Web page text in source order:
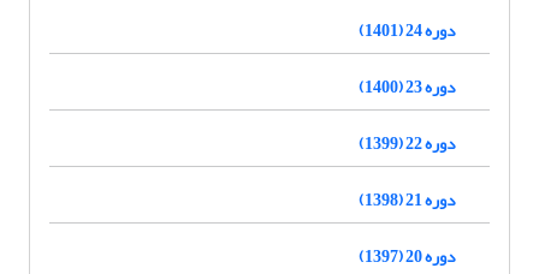
دوره 24 (1401)
دوره 23 (1400)
دوره 22 (1399)
دوره 21 (1398)
دوره 20 (1397)